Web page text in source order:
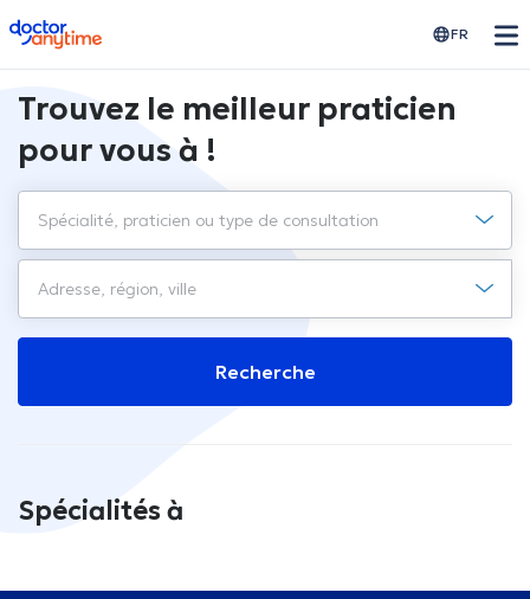
doctoranytime FR
Trouvez le meilleur praticien
pour vous à !
Recherche
Spécialités à